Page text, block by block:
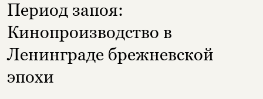
Период запоя:
Кинопроизводство в
Ленинграде брежневской
эпохи